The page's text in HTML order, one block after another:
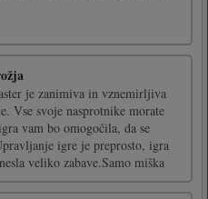
je zanimiva in vznemirljiva
Vse svoje nasprotnike morate
vam bo omogočila, da se
igre je preprosto, igra
veliko zabave.Samo miška